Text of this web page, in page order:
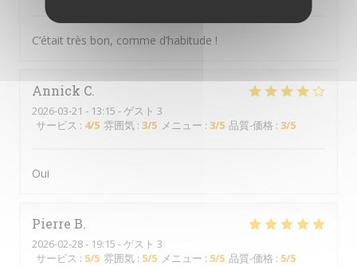
C’était très bon, comme d’habitude !
Annick C
2026-03-21 - 13:15 - ゲスト 3
サービス : 4/5 雰囲気 : 3/5 メニュー : 3/5 品質-価格 : 3/5
Oui
Pierre B
2026-02-28- 19:15 - ゲスト 3
サービス : 5/5 雰囲気 : 5/5 メニュー : 5/5 品質-価格 : 5/5